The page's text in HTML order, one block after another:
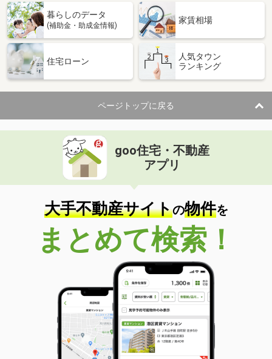
暮らしのデータ
(補助金・助成金情報)
家賃相場
住宅ローン
人気タウン
ランキング
ページトップに戻る
goo住宅・不動産
アプリ
大手不動産サイトの物件を
まとめて検索！